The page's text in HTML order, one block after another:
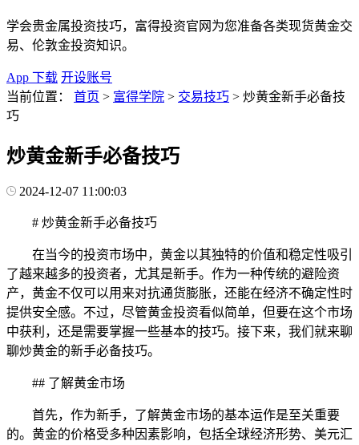
学会贵金属投资技巧，富得投资官网为您准备各类现货黄金交
易、伦敦金投资知识。
App 下载 开设账号
当前位置：
首页 > 富得学院 > 交易技巧 > 炒黄金新手必备技
巧
炒黄金新手必备技巧
2024-12-07 11:00:03
# 炒黄金新手必备技巧
在当今的投资市场中，黄金以其独特的价值和稳定性吸引
了越来越多的投资者，尤其是新手。作为一种传统的避险资
产，黄金不仅可以用来对抗通货膨胀，还能在经济不确定性时
提供安全感。不过，尽管黄金投资看似简单，但要在这个市场
中获利，还是需要掌握一些基本的技巧。接下来，我们就来聊
聊炒黄金的新手必备技巧。
## 了解黄金市场
首先，作为新手，了解黄金市场的基本运作是至关重要
的。黄金的价格受多种因素影响，包括全球经济形势、美元汇